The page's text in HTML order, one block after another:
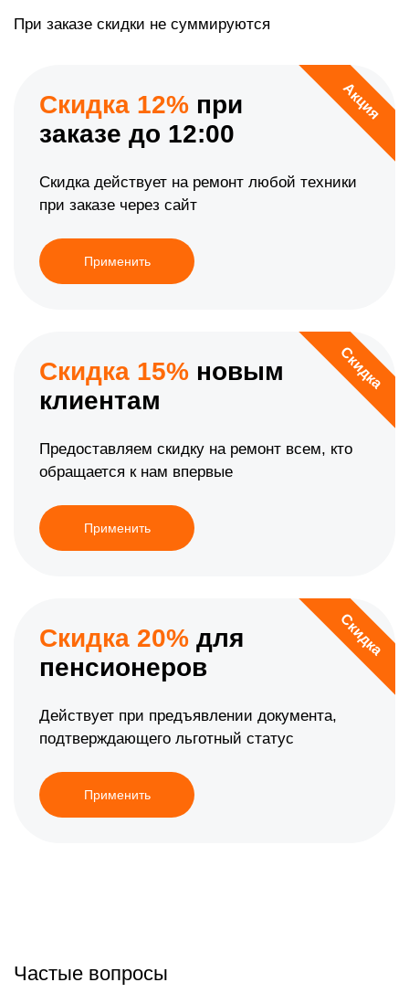
При заказе скидки не суммируются
Акция
Скидка 12% при
заказе до 12:00
Скидка действует на ремонт любой техники
при заказе через сайт
Применить
Скидка
Скидка 15% новым
клиентам
Предоставляем скидку на ремонт всем, кто
обращается к нам впервые
Применить
Скидка
Скидка 20% для
пенсионеров
Действует при предъявлении документа,
подтверждающего льготный статус
Применить
Частые вопросы